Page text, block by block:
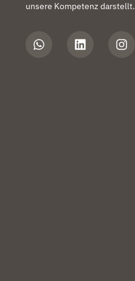
unsere Kompetenz darstellt.